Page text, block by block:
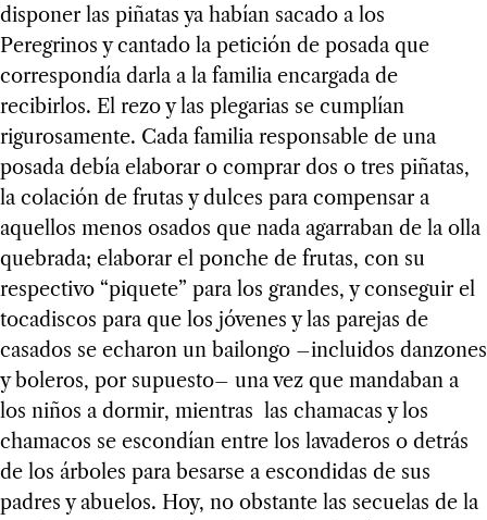
disponer las piñatas ya habían sacado a los
Peregrinos y cantado la petición de posada que
correspondía darla a la familia encargada de
recibirlos. El rezo y las plegarias se cumplían
rigurosamente. Cada familia responsable de una
posada debía elaborar o comprar dos o tres piñatas,
la colación de frutas y dulces para compensar a
aquellos menos osados que nada agarraban de la olla
quebrada; elaborar el ponche de frutas, con su
respectivo “piquete” para los grandes, y conseguir el
tocadiscos para que los jóvenes y las parejas de
casados se echaron un bailongo –incluidos danzones
y boleros, por supuesto– una vez que mandaban a
los niños a dormir, mientras las chamacas y los
chamacos se escondían entre los lavaderos o detrás
de los árboles para besarse a escondidas de sus
padres y abuelos. Hoy, no obstante las secuelas de la